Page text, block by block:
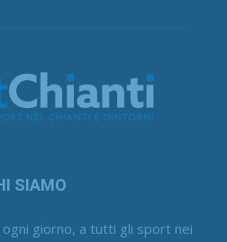
SIAMO
giorno, a tutti gli sport nei